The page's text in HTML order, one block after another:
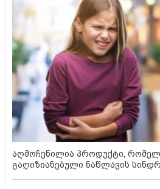
აღმოჩენილია პროდუქტი,
გაღიზიანებული ნაწლავის